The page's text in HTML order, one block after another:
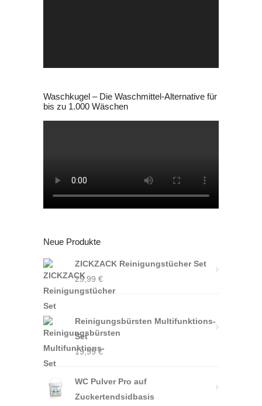
Waschkugel – Die Waschmittel-Alternative für
bis zu 1.000 Wäschen
Neue Produkte
ZICKZACK Reinigungstücher Set
29,99 €
Reinigungsbürsten Multifunktions-
Set
19,99€
WC Pulver Pro auf
Zuckertendsidbasis